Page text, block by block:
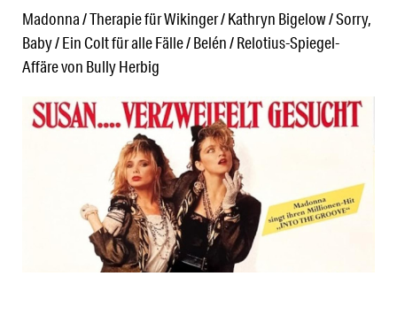
Madonna / Therapie für Wikinger / Kathryn Bigelow / Sorry,
Baby / Ein Colt für alle Fälle / Belén / Relotius-Spiegel-
Affäre von Bully Herbig